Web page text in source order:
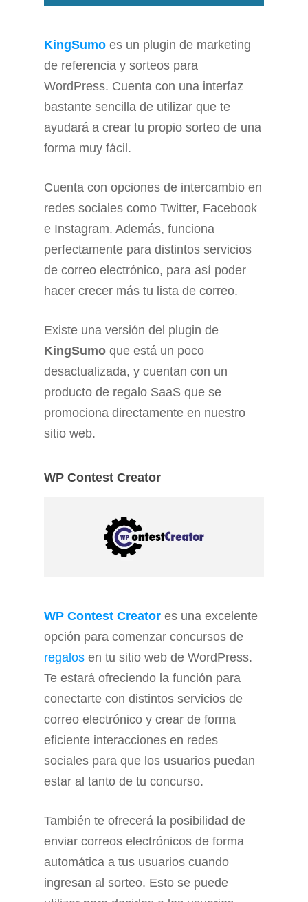
KingSumo es un plugin de marketing
de referencia y sorteos para
WordPress. Cuenta con una interfaz
bastante sencilla de utilizar que te
ayudará a crear tu propio sorteo de una
forma muy fácil.
Cuenta con opciones de intercambio en
redes sociales como Twitter, Facebook
e Instagram. Además, funciona
perfectamente para distintos servicios
de correo electrónico, para así poder
hacer crecer más tu lista de correo.
Existe una versión del plugin de
KingSumo que está un poco
desactualizada, y cuentan con un
producto de regalo SaaS que se
promociona directamente en nuestro
sitio web.
WP Contest Creator
WP Contest Creator es una excelente
opción para comenzar concursos de
regalos en tu sitio web de WordPress.
Te estará ofreciendo la función para
conectarte con distintos servicios de
correo electrónico y crear de forma
eficiente interacciones en redes
sociales para que los usuarios puedan
estar al tanto de tu concurso.
También te ofrecerá la posibilidad de
enviar correos electrónicos de forma
automática a tus usuarios cuando
ingresan al sorteo. Esto se puede